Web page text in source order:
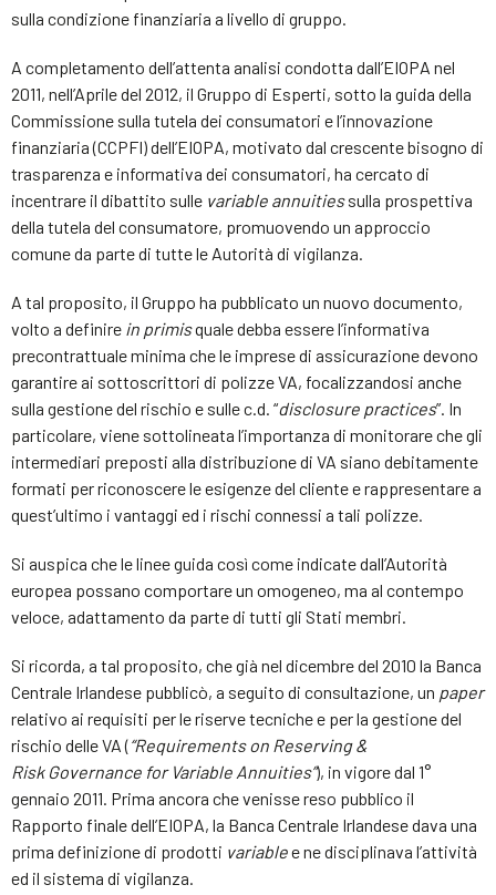
sulla condizione finanziaria a livello di gruppo.
A completamento dell’attenta analisi condotta dall’EIOPA nel
2011, nell’Aprile del 2012, il Gruppo di Esperti, sotto la guida della
Commissione sulla tutela dei consumatori e l’innovazione
finanziaria (CCPFI) dell’EIOPA, motivato dal crescente bisogno di
trasparenza e informativa dei consumatori, ha cercato di
incentrare il dibattito sulle variable annuitiessulla prospettiva
della tutela del consumatore, promuovendo un approccio
comune da parte di tutte le Autorità di vigilanza.
A tal proposito, il Gruppo ha pubblicato un nuovo documento,
volto a definire in primisquale debba essere l’informativa
precontrattuale minima che le imprese di assicurazione devono
garantire ai sottoscrittori di polizze VA, focalizzandosi anche
sulla gestione del rischio e sulle c.d. “disclosure practices”. In
particolare, viene sottolineata l’importanza di monitorare che gli
intermediari preposti alla distribuzione di VA siano debitamente
formati per riconoscere le esigenze del cliente e rappresentare a
quest’ultimo i vantaggi ed i rischi connessi a tali polizze.
Si auspica che le linee guida così come indicate dall’Autorità
europea possano comportare un omogeneo, ma al contempo
veloce, adattamento da parte di tutti gli Stati membri.
Si ricorda, a tal proposito, che già nel dicembre del 2010 la Banca
Centrale Irlandese pubblicò, a seguito di consultazione, un paper
relativo ai requisiti per le riserve tecniche e per la gestione del
rischio delle VA (“Requirementson Reserving&
Risk Governance for Variable Annuities”), in vigore dal 1°
gennaio 2011. Prima ancora che venisse reso pubblico il
Rapporto finale dell’EIOPA, la Banca Centrale Irlandese dava una
prima definizione di prodotti variablee ne disciplinava l’attività
ed il sistema di vigilanza.